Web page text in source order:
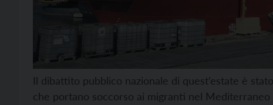
Il dibattito pubblico nazionale di quest’estate è
che portano soccorso ai migranti nel